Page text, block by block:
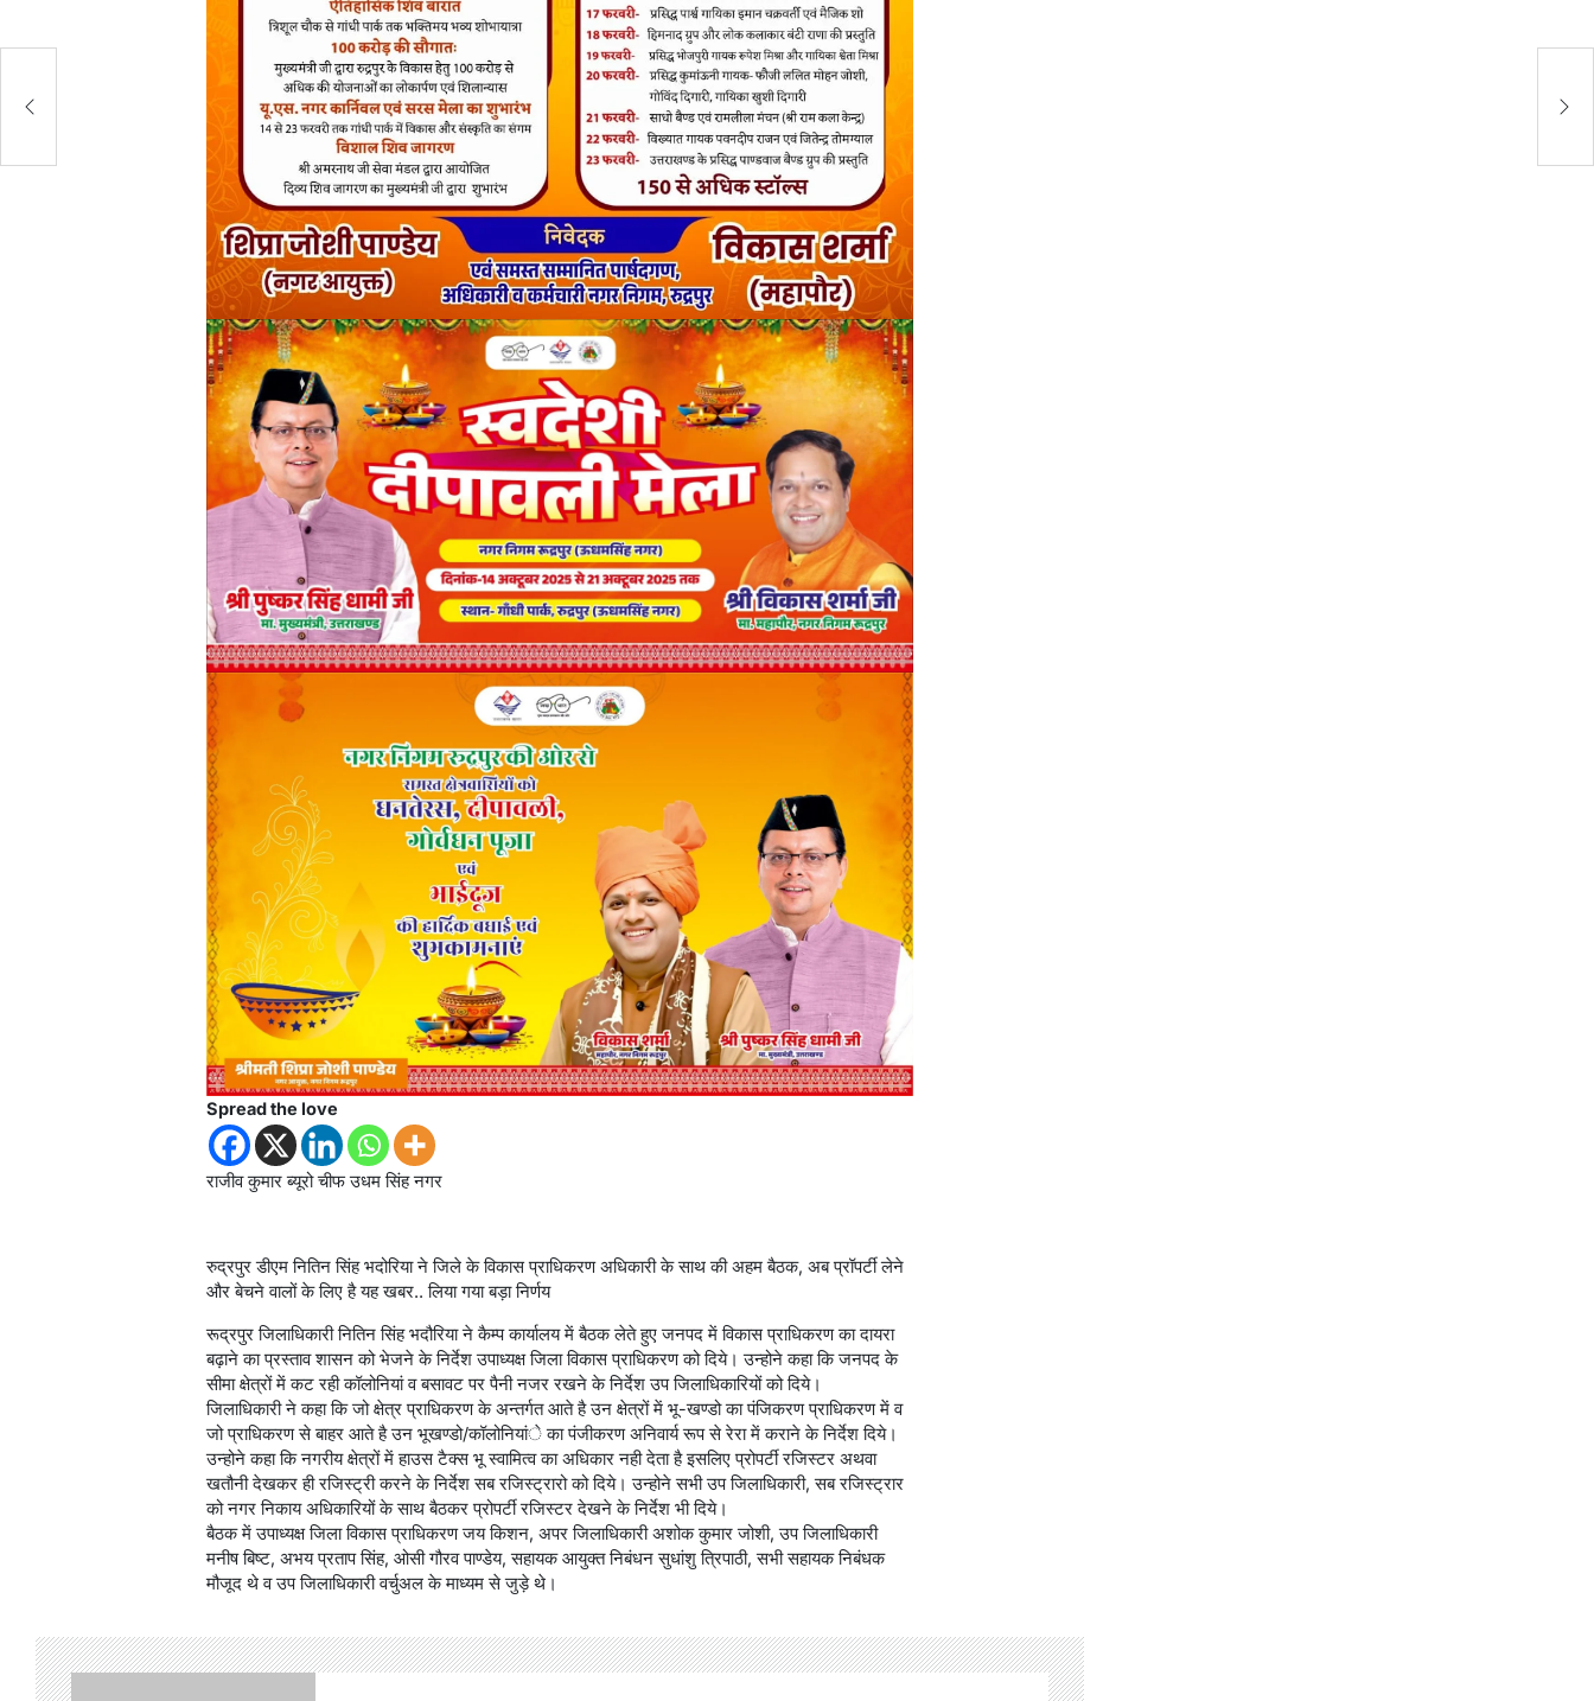
Spread the love
राजीव कुमार ब्यूरो चीफ उधम सिंह नगर
रुद्रपुर डीएम नितिन सिंह भदोरिया ने जिले के विकास प्राधिकरण अधिकारी के साथ की अहम बैठक, अब प्रॉपर्टी लेने
और बेचने वालों के लिए है यह खबर.. लिया गया बड़ा निर्णय
रूद्रपुर जिलाधिकारी नितिन सिंह भदौरिया ने कैम्प कार्यालय में बैठक लेते हुए जनपद में विकास प्राधिकरण का दायरा
बढ़ाने का प्रस्ताव शासन को भेजने के निर्देश उपाध्यक्ष जिला विकास प्राधिकरण को दिये। उन्होने कहा कि जनपद के
सीमा क्षेत्रों में कट रही कॉलोनियां व बसावट पर पैनी नजर रखने के निर्देश उप जिलाधिकारियों को दिये।
जिलाधिकारी ने कहा कि जो क्षेत्र प्राधिकरण के अन्तर्गत आते है उन क्षेत्रों में भू-खण्डो का पंजिकरण प्राधिकरण में व
जो प्राधिकरण से बाहर आते है उन भूखण्डो/कॉलोनियांे का पंजीकरण अनिवार्य रूप से रेरा में कराने के निर्देश दिये।
उन्होने कहा कि नगरीय क्षेत्रों में हाउस टैक्स भू स्वामित्व का अधिकार नही देता है इसलिए प्रोपर्टी रजिस्टर अथवा
खतौनी देखकर ही रजिस्ट्री करने के निर्देश सब रजिस्ट्रारो को दिये। उन्होने सभी उप जिलाधिकारी, सब रजिस्ट्रार
को नगर निकाय अधिकारियों के साथ बैठकर प्रोपर्टी रजिस्टर देखने के निर्देश भी दिये।
बैठक में उपाध्यक्ष जिला विकास प्राधिकरण जय किशन, अपर जिलाधिकारी अशोक कुमार जोशी, उप जिलाधिकारी
मनीष बिष्ट, अभय प्रताप सिंह, ओसी गौरव पाण्डेय, सहायक आयुक्त निबंधन सुधांशु त्रिपाठी, सभी सहायक निबंधक
मौजूद थे व उप जिलाधिकारी वर्चुअल के माध्यम से जुड़े थे।